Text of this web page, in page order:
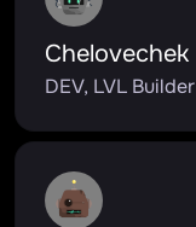
Chelovechek
DEV, LVL Builder